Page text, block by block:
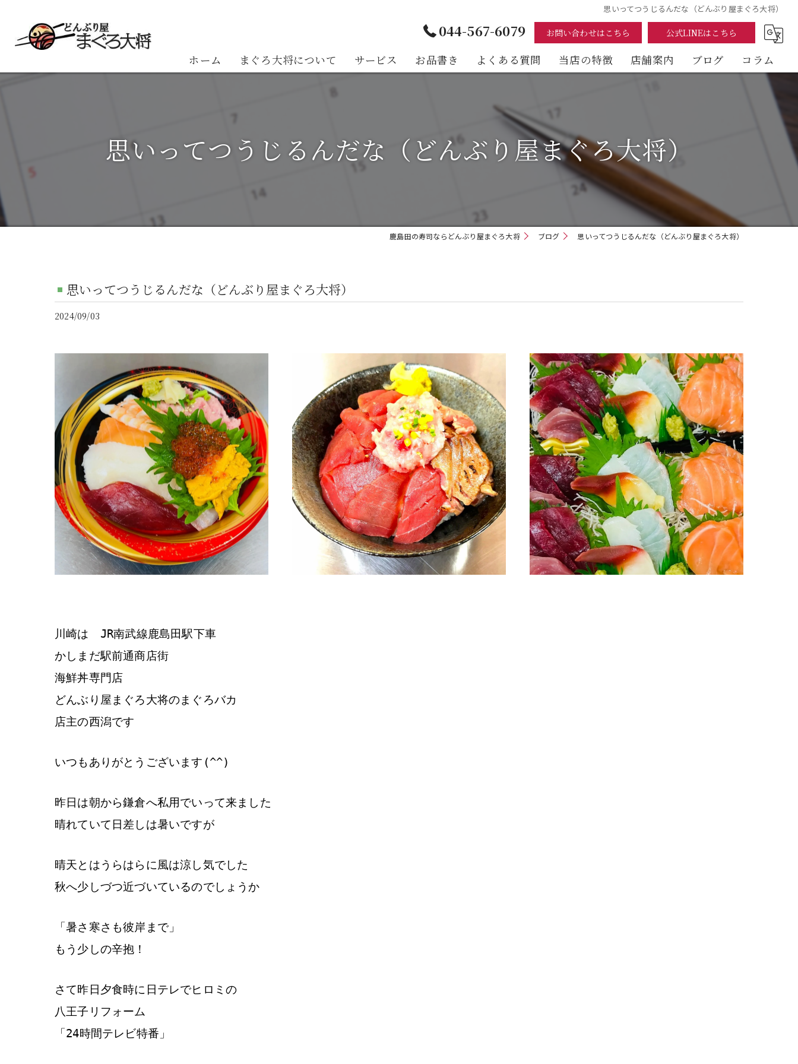
思いってつうじるんだな（どんぶり屋まぐろ大将）
044-567-6079 お問い合わせはこちら 公式LINEはこちら
ホーム まぐろ大将について サービス お品書き よくある質問 当店の特徴
海鮮丼
テイクアウト
デリバリー
店舗案内 ブログ コラム
思いってつうじるんだな（どんぶり屋まぐろ大将）
鹿島田の寿司ならどんぶり屋まぐろ大将 ブログ 思いってつうじるんだな（どんぶり屋まぐろ大将）
思いってつうじるんだな（どんぶり屋まぐろ大将）
2024/09/03
川崎は JR南武線鹿島田駅下車
かしまだ駅前通商店街
海鮮丼専門店
どんぶり屋まぐろ大将のまぐろバカ
店主の西潟です
いつもありがとうございます(^^)
昨日は朝から鎌倉へ私用でいって来ました
晴れていて日差しは暑いですが
晴天とはうらはらに風は涼し気でした
秋へ少しづつ近づいているのでしょうか
「暑さ寒さも彼岸まで」
もう少しの辛抱！
さて昨日夕食時に日テレでヒロミの
八王子リフォーム
「24時間テレビ特番」